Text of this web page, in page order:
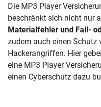
Die MP3 Player
beschränkt sich nicht nur
Materialfehler und Fall-
zudem auch einen Schutz
Hackerangriffen. Hier
eine MP3 Player
einen Cyberschutz dazu